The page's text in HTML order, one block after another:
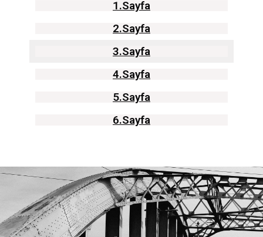
1.Sayfa
2.Sayfa
3.Sayfa
4.Sayfa
5.Sayfa
6.Sayfa